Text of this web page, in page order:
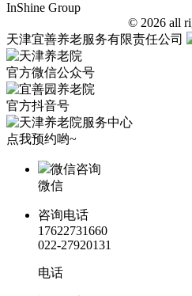
InShine Group
© 2026 all
天津宜善养老服务有限责任公司
官方微信公众号
官方抖音号
点我预约哟~
微信咨询
微信
咨询电话
17622731660
022-27920131
电话